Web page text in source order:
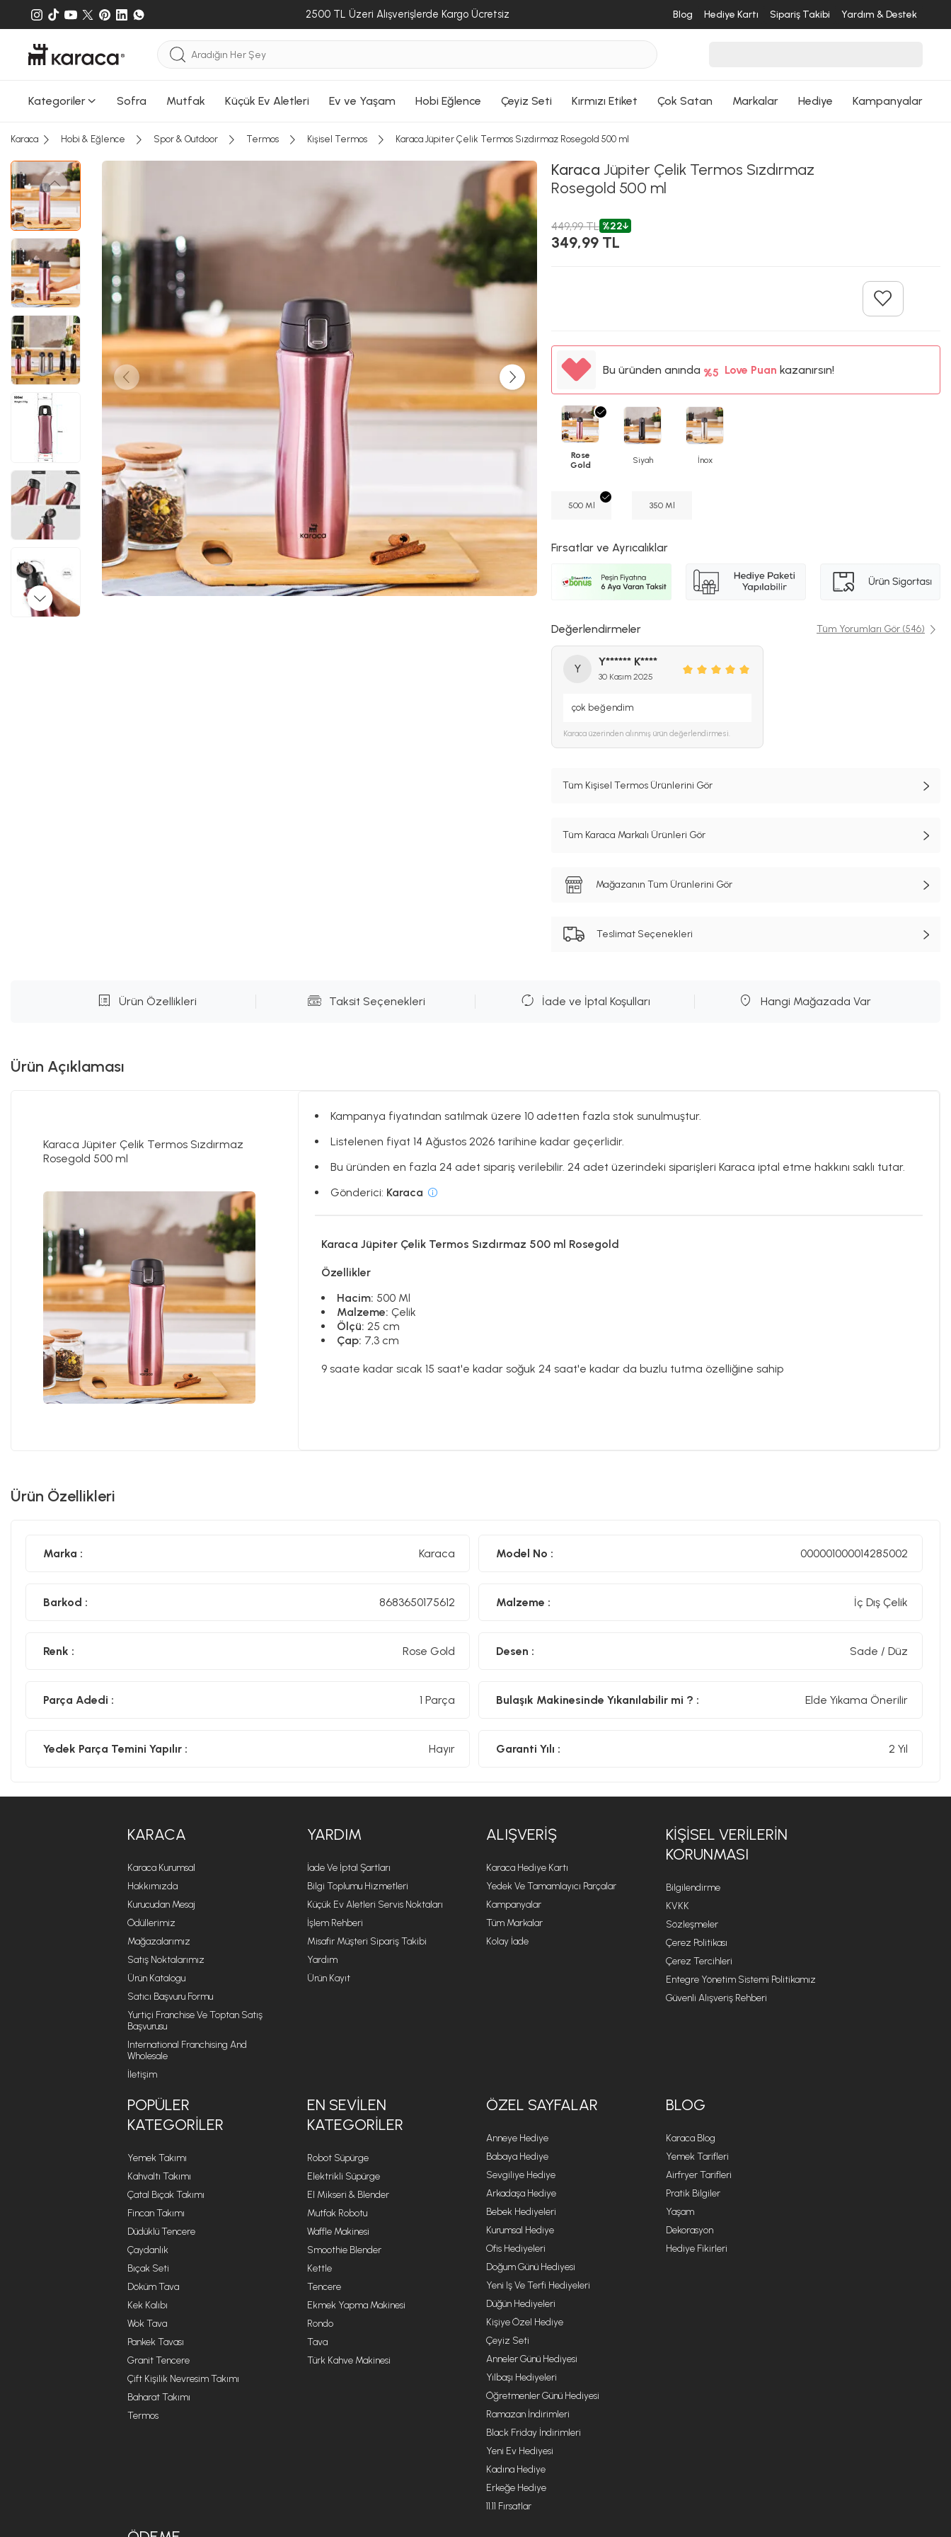
2500 TL Üzeri Alışverişlerde Kargo Ücretsiz Blog Hediye Kartı Sipariş Takibi Yardım & Destek
Kategoriler Sofra Mutfak Küçük Ev Aletleri Ev ve Yaşam Hobi Eğlence Çeyiz Seti Kırmızı Etiket Çok Satan Markalar Hediye Kampanyalar
ALIŞVERİŞE DEVAM ET
Sepete Ekle Geri Dön
Karaca Hobi & Eğlence Spor & Outdoor Termos Kişisel Termos Karaca Jüpiter Çelik Termos Sızdırmaz Rosegold 500 ml
Karaca Jüpiter Çelik Termos Sızdırmaz
Rosegold 500 ml
449,99 TL %22
349,99 TL
Bu üründen anında %5
%5
Love Puankazanırsın!
Rose
Gold
Siyah İnox
500 Ml 350 Ml
Fırsatlar ve Ayrıcalıklar
Değerlendirmeler Tüm Yorumları Gör (546)
Y
Y****** K****
30 Kasım 2025
çok beğendim
Karaca üzerinden alınmış ürün değerlendirmesi.
Tüm Kişisel Termos Ürünlerini Gör
Tüm Karaca Markalı Ürünleri Gör
Mağazanın Tüm Ürünlerini Gör
Teslimat Seçenekleri
Ürün Özellikleri Taksit Seçenekleri İade ve İptal Koşulları Hangi Mağazada Var
Ürün Açıklaması
Karaca Jüpiter Çelik Termos Sızdırmaz
Rosegold 500 ml
Kampanya fiyatından satılmak üzere 10 adetten fazla stok sunulmuştur.
Listelenen fiyat 14 Ağustos 2026 tarihine kadar geçerlidir.
Bu üründen en fazla 24 adet sipariş verilebilir. 24 adet üzerindeki siparişleri Karaca iptal etme hakkını saklı tutar.
Gönderici: Karaca
Karaca Jüpiter Çelik Termos Sızdırmaz 500 ml Rosegold
Özellikler
Hacim: 500 Ml
Malzeme:Çelik
Ölçü:25 cm
Çap: 7,3 cm
9 saate kadar sıcak 15 saat'e kadar soğuk 24 saat'e kadar da buzlu tutma özelliğine sahip
Ürün Özellikleri
Marka : Karaca Model No : 000001000014285002
Barkod : 8683650175612 Malzeme : İç Dış Çelik
Renk : Rose Gold Desen : Sade / Düz
Parça Adedi : 1 Parça Bulaşık Makinesinde Yıkanılabilir mi ? : Elde Yıkama Önerilir
Yedek Parça Temini Yapılır : Hayır Garanti Yılı : 2 Yıl
eklendi
eklendi
KARACA
Karaca Kurumsal
Hakkımızda
Kurucudan Mesaj
Ödüllerimiz
Mağazalarımız
Satış Noktalarımız
Ürün Katalogu
Satıcı Başvuru Formu
Yurtiçi Franchise Ve Toptan Satış
Başvurusu
International Franchising And
Wholesale
İletişim
YARDIM
İade Ve İptal Şartları
Bilgi Toplumu Hizmetleri
Küçük Ev Aletleri Servis Noktaları
İşlem Rehberi
Misafir Müşteri Sipariş Takibi
Yardım
Ürün Kayıt
ALIŞVERIŞ
Karaca Hediye Kartı
Yedek Ve Tamamlayıcı Parçalar
Kampanyalar
Tüm Markalar
Kolay İade
KIŞISEL VERILERIN
KORUNMASI
Bilgilendirme
KVKK
Sözleşmeler
Çerez Politikası
Çerez Tercihleri
Entegre Yönetim Sistemi Politikamız
Güvenli Alışveriş Rehberi
POPÜLER
KATEGORILER
Yemek Takımı
Kahvaltı Takımı
Çatal Bıçak Takımı
Fincan Takımı
Düdüklü Tencere
Çaydanlık
Bıçak Seti
Döküm Tava
Kek Kalıbı
Wok Tava
Pankek Tavası
Granit Tencere
Çift Kişilik Nevresim Takımı
Baharat Takımı
Termos
EN SEVILEN
KATEGORILER
Robot Süpürge
Elektrikli Süpürge
El Mikseri & Blender
Mutfak Robotu
Waffle Makinesi
Smoothie Blender
Kettle
Tencere
Ekmek Yapma Makinesi
Rondo
Tava
Türk Kahve Makinesi
ÖZEL SAYFALAR
Anneye Hediye
Babaya Hediye
Sevgiliye Hediye
Arkadaşa Hediye
Bebek Hediyeleri
Kurumsal Hediye
Ofis Hediyeleri
Doğum Günü Hediyesi
Yeni Iş Ve Terfi Hediyeleri
Düğün Hediyeleri
Kişiye Özel Hediye
Çeyiz Seti
Anneler Günü Hediyesi
Yılbaşı Hediyeleri
Öğretmenler Günü Hediyesi
Ramazan İndirimleri
Black Friday İndirimleri
Yeni Ev Hediyesi
Kadına Hediye
Erkeğe Hediye
11.11 Fırsatlar
BLOG
Karaca Blog
Yemek Tarifleri
Airfryer Tarifleri
Pratik Bilgiler
Yaşam
Dekorasyon
Hediye Fikirleri